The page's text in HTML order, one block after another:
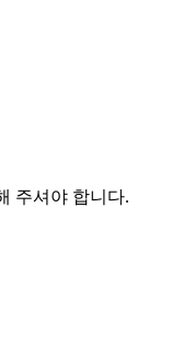
주셔야 합니다.